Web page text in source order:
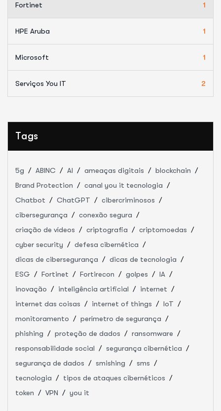
Fortinet 1
HPE Aruba 1
Microsoft 1
Serviços You IT 2
Tags
5g ABINC AI ameaças digitais
blockchain
Brand Protection
canal you it tecnologia
Chatbot
ChatGPT
cibercriminosos
cibersegurança
conexão segura
criação de vídeos
criptografia
criptomoedas
cyber security
defesa cibernética
dicas de cibersegurança
dicas de tecnologia
ESG
Fortinet Fortirecon golpes
IA
inovação
inteligência artificial
internet
internet das coisas
internet of things
IoT
monitoramento
perímetro de segurança
phishing
proteção de dados
ransomware
responsabilidade social
segurança cibernética
segurança de dados
smishing
sms
tecnologia
tipos de ataques cibernéticos
token
VPN you it